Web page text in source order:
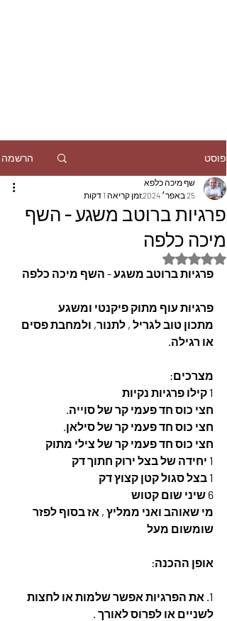
פוסט הרשמה
פרגיות ברוטב משגע - השף
מיכה כלפה
שף מיכה כלפא
25 באפר׳ 2024
זמן קריאה 1 דקות
דירוג של NaN מתוך 5 כוכבים
פרגיות ברוטב משגע - השף מיכה כלפה
פרגיות עוף מתוק פיקנטי ומשגע
מתכון טוב לגריל , לתנור, ולמחבת פסים
או רגילה.
מצרכים:
1 קילו פרגיות נקיות
חצי כוס חד פעמי קר של סוייה.
חצי כוס חד פעמי קר של סילאן.
חצי כוס חד פעמי קר של צילי מתוק
1 יחידה של בצל ירוק חתוך דק
1 בצל סגול קטן קצוץ דק
6 שיני שום קטוש
מי שאוהב ואני ממליץ , אז בסוף לפזר
שומשום מעל
אופן ההכנה:
1. את הפרגיות אפשר שלמות או לחצות
לשניים או לפרוס לאורך .